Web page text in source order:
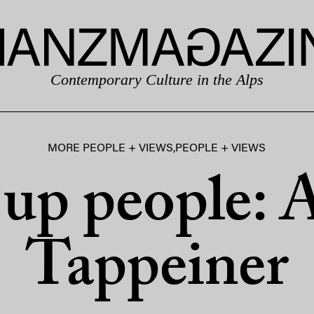
Contemporary Culture in the Alps
MORE PEOPLE + VIEWS,PEOPLE + VIEWS
people:
Tappeiner